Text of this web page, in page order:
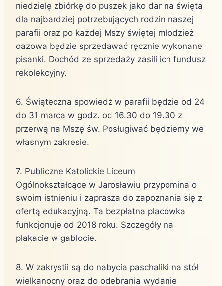
niedzielę zbiórkę do puszek jako dar na święta
dla najbardziej potrzebujących rodzin naszej
parafii oraz po każdej Mszy świętej młodzież
oazowa będzie sprzedawać ręcznie wykonane
pisanki. Dochód ze sprzedaży zasili ich fundusz
rekolekcyjny.
6. Świąteczna spowiedź w parafii będzie od 24
do 31 marca w godz. od 16.30 do 19.30 z
przerwą na Mszę św. Posługiwać będziemy we
własnym zakresie.
7. Publiczne Katolickie Liceum
Ogólnokształcące w Jarosławiu przypomina o
swoim istnieniu i zaprasza do zapoznania się z
ofertą edukacyjną. Ta bezpłatna placówka
funkcjonuje od 2018 roku. Szczegóły na
plakacie w gablocie.
8. W zakrystii są do nabycia paschaliki na stół
wielkanocny oraz do odebrania wydanie